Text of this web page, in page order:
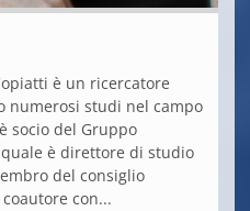
è un ricercatore
numerosi studi nel campo
socio del Gruppo
è direttore di studio
del consiglio
con...